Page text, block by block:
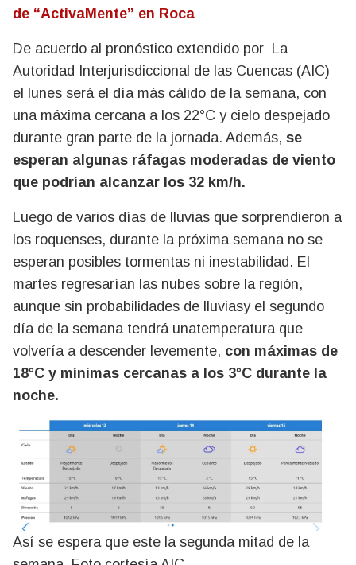
de “ActivaMente” en Roca
De acuerdo al pronóstico extendido por La
Autoridad Interjurisdiccional de las Cuencas (AIC)
el lunes será el día más cálido de la semana, con
una máxima cercana a los 22°C y cielo despejado
durante gran parte de la jornada. Además, se
esperan algunas ráfagas moderadas de viento
que podrían alcanzar los 32 km/h.
Luego de varios días de lluvias que sorprendieron a
los roquenses, durante la próxima semana no se
esperan posibles tormentas ni inestabilidad. El
martes regresarían las nubes sobre la región,
aunque sin probabilidades de lluviasy el segundo
día de la semana tendrá unatemperatura que
volvería a descender levemente, con máximas de
18°C y mínimas cercanas a los 3°C durante la
noche.
Así se espera que este la segunda mitad de la